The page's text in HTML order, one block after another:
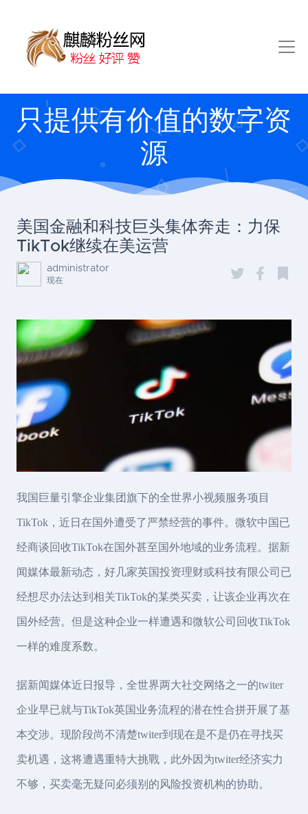
只提供有价值的数字资
源
美国金融和科技巨头集体奔走：力保
TikTok继续在美运营
administrator
现在
我国巨量引擎企业集团旗下的全世界小视频服务项目
TikTok，近日在国外遭受了严禁经营的事件。微软中国已
经商谈回收TikTok在国外甚至国外地域的业务流程。据新
闻媒体最新动态，好几家英国投资理财或科技有限公司已
经想尽办法达到相关TikTok的某类买卖，让该企业再次在
国外经营。但是这种企业一样遭遇和微软公司回收TikTok
一样的难度系数。
据新闻媒体近日报导，全世界两大社交网络之一的twiter
企业早已就与TikTok英国业务流程的潜在性合拼开展了基
本交涉。现阶段尚不清楚twiter到现在是不是仍在寻找买
卖机遇，这将遭遇重特大挑戰，此外因为twiter经济实力
不够，买卖毫无疑问必须别的风险投资机构的协助。